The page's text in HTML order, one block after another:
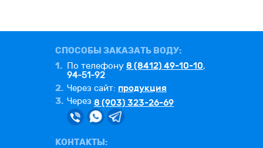
СПОСОБЫ ЗАКАЗАТЬ ВОДУ:
1. По телефону 8 (8412) 49-10-10,
94-51-92
2. Через сайт: продукция
3. Через 8 (903) 323-26-69
КОНТАКТЫ: